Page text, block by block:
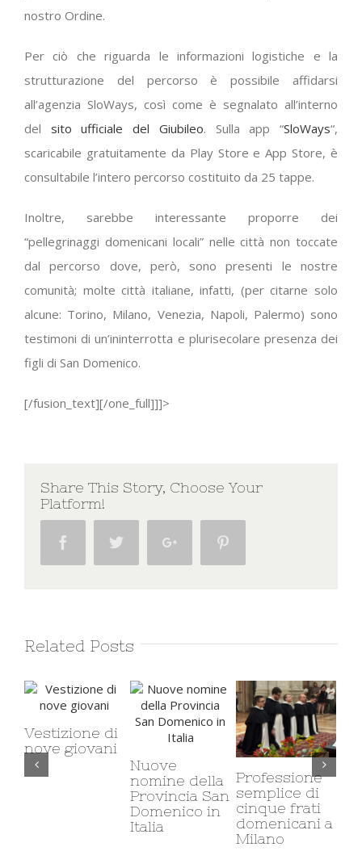
nostro Ordine.
Per ciò che riguarda le informazioni logistiche e la
strutturazione del percorso è possibile affidarsi
all’agenzia SloWays, così come è segnalato all’interno
del sito ufficiale del Giubileo. Sulla app “SloWays“,
scaricabile gratuitamente da Play Store e App Store, è
consultabile l’intero percorso costituito da 25 tappe.
Inoltre, sarebbe interessante proporre dei
“pellegrinaggi domenicani locali” nelle città non toccate
dal percorso dove, però, sono presenti le nostre
comunità; molte città italiane, infatti, (per citarne solo
alcune: Torino, Milano, Venezia, Napoli, Palermo) sono
testimoni di un’ininterrotta e plurisecolare presenza dei
figli di San Domenico.
[/fusion_text][/one_full]]]>
Share This Story, Choose Your
Platform!
Facebook Twitter Google+
Related Posts
Vestizione di
nove giovani
Nuove
nomine della
Provincia San
Domenico in
Italia
Professione
semplice di
cinque frati
domenicani a
Milano